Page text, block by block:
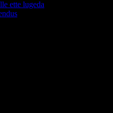
ette lugeda